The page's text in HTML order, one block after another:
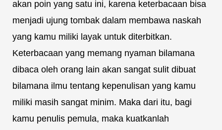
akan poin yang satu ini, karena keterbacaan bisa
menjadi ujung tombak dalam membawa naskah
yang kamu miliki layak untuk diterbitkan.
Keterbacaan yang memang nyaman bilamana
dibaca oleh orang lain akan sangat sulit dibuat
bilamana ilmu tentang kepenulisan yang kamu
miliki masih sangat minim. Maka dari itu, bagi
kamu penulis pemula, maka kuatkanlah